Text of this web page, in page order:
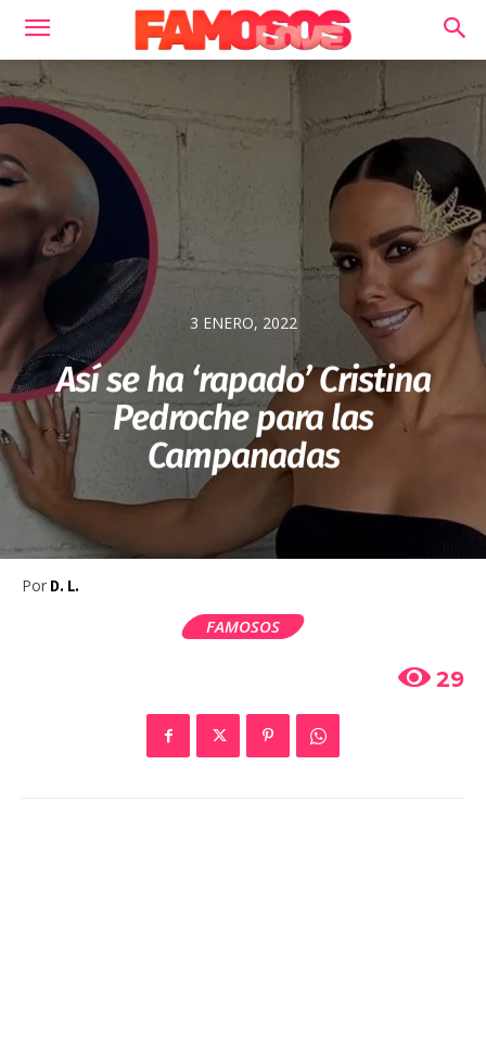
3 ENERO, 2022
Así se ha ‘rapado’ Cristina
Pedroche para las
Campanadas
Por D. L.
FAMOSOS
29